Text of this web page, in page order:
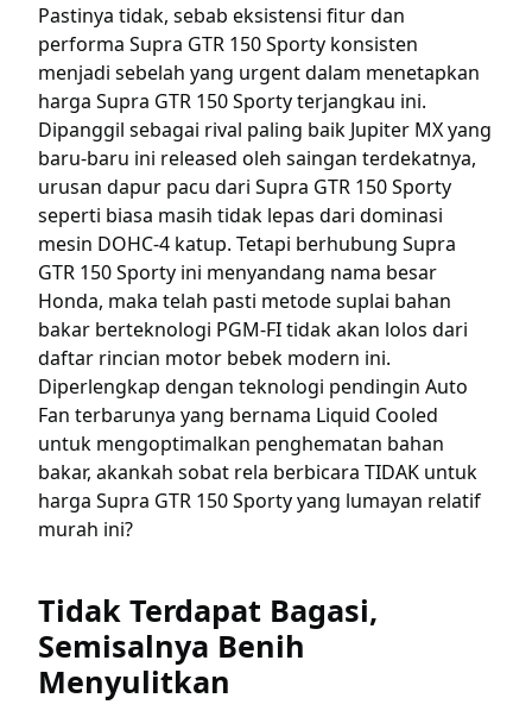
Pastinya tidak, sebab eksistensi fitur dan
performa Supra GTR 150 Sporty konsisten
menjadi sebelah yang urgent dalam menetapkan
harga Supra GTR 150 Sporty terjangkau ini.
Dipanggil sebagai rival paling baik Jupiter MX yang
baru-baru ini released oleh saingan terdekatnya,
urusan dapur pacu dari Supra GTR 150 Sporty
seperti biasa masih tidak lepas dari dominasi
mesin DOHC-4 katup. Tetapi berhubung Supra
GTR 150 Sporty ini menyandang nama besar
Honda, maka telah pasti metode suplai bahan
bakar berteknologi PGM-FI tidak akan lolos dari
daftar rincian motor bebek modern ini.
Diperlengkap dengan teknologi pendingin Auto
Fan terbarunya yang bernama Liquid Cooled
untuk mengoptimalkan penghematan bahan
bakar, akankah sobat rela berbicara TIDAK untuk
harga Supra GTR 150 Sporty yang lumayan relatif
murah ini?
Tidak Terdapat Bagasi,
Semisalnya Benih
Menyulitkan